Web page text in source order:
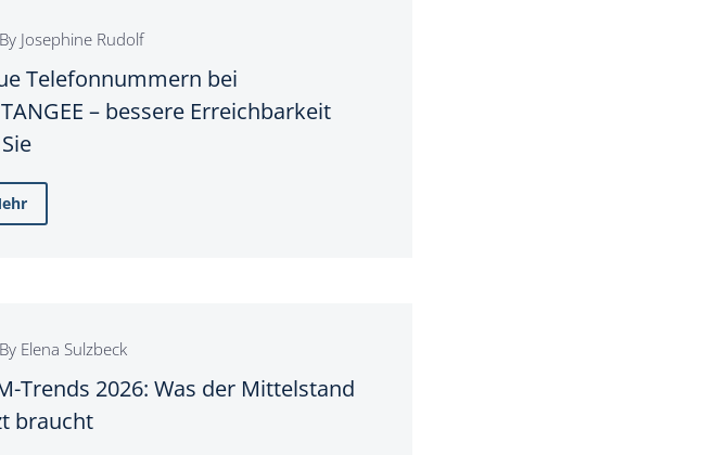
By Josephine Rudolf
Telefonnummern bei
– bessere Erreichbarkeit
By Elena Sulzbeck
Trends 2026: Was der Mittelstand
braucht